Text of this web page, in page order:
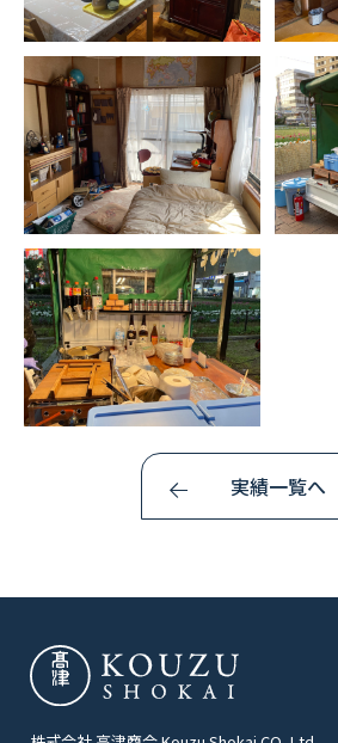
実績一覧へ